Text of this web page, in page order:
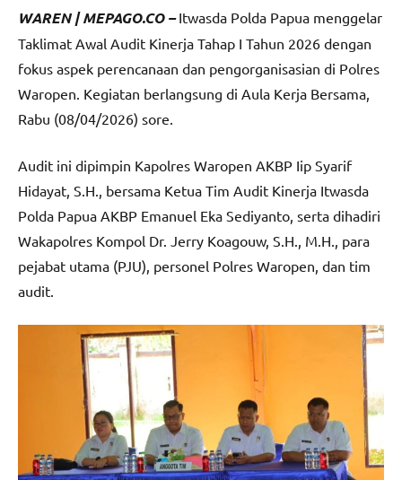
WAREN | MEPAGO.CO –Itwasda Polda Papua menggelar
Taklimat Awal Audit Kinerja Tahap I Tahun 2026 dengan
fokus aspek perencanaan dan pengorganisasian di Polres
Waropen. Kegiatan berlangsung di Aula Kerja Bersama,
Rabu (08/04/2026) sore.
Audit ini dipimpin Kapolres Waropen AKBP Iip Syarif
Hidayat, S.H., bersama Ketua Tim Audit Kinerja Itwasda
Polda Papua AKBP Emanuel Eka Sediyanto, serta dihadiri
Wakapolres Kompol Dr. Jerry Koagouw, S.H., M.H., para
pejabat utama (PJU), personel Polres Waropen, dan tim
audit.